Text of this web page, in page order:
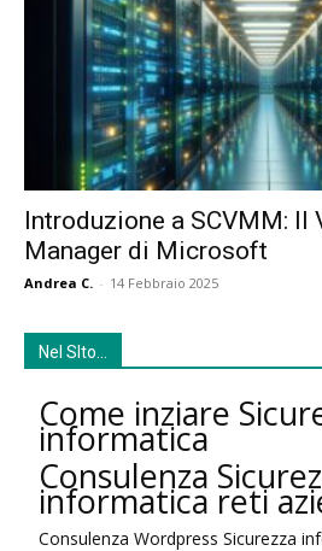
Introduzione a SCVMM: Il
Manager di Microsoft
Andrea C. - 14 Febbraio 2025
Nel SIto…
Come inziare
informatica
Consulenza
informatica reti
Consulenza Wordpress Sicurezza